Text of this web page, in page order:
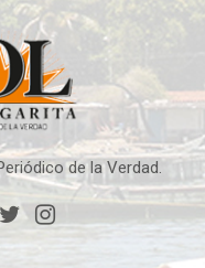
de la Verdad.